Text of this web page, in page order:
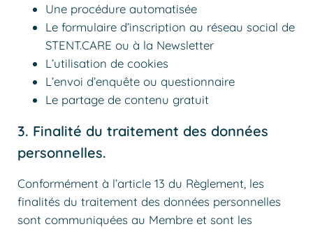
Une procédure automatisée
Le formulaire d’inscription au réseau social de
STENT.CARE ou à la Newsletter
L’utilisation de cookies
L’envoi d’enquête ou questionnaire
Le partage de contenu gratuit
3. Finalité du traitement des données
personnelles.
Conformément à l’article 13 du Règlement, les
finalités du traitement des données personnelles
sont communiquées au Membre et sont les